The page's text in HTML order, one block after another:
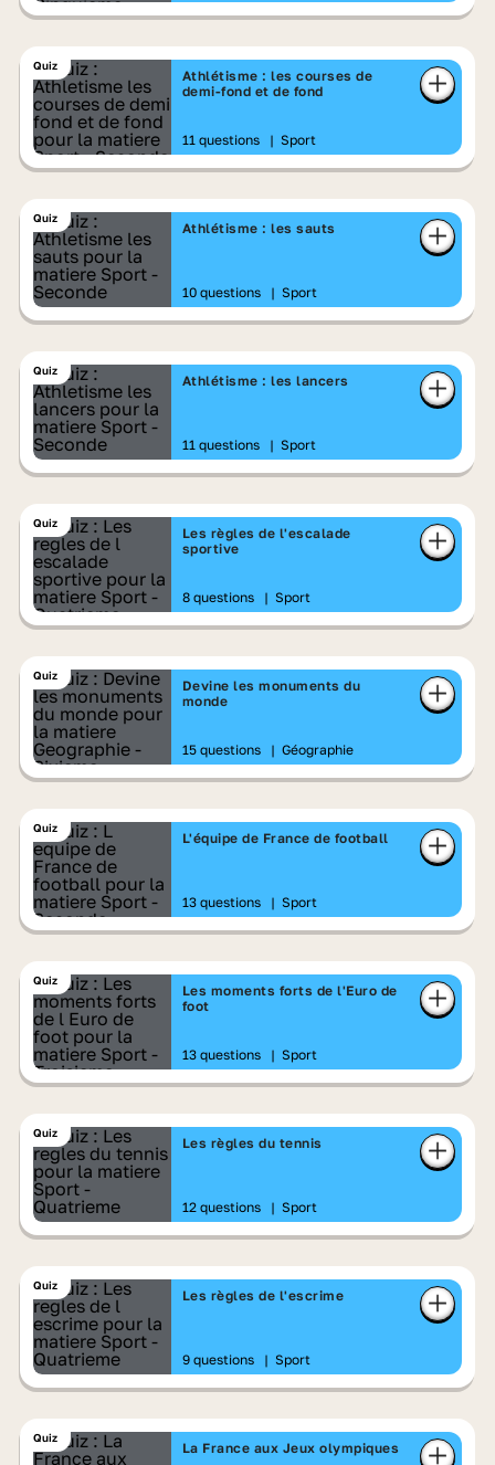
Quiz
Athlétisme : les courses de
demi-fond et de fond
11 questions | Sport
Quiz
Athlétisme : les sauts
10 questions | Sport
Quiz
Athlétisme : les lancers
11 questions | Sport
Quiz
Les règles de l'escalade
sportive
8 questions | Sport
Quiz
Devine les monuments du
monde
15 questions | Géographie
Quiz
L'équipe de France de football
13 questions | Sport
Quiz
Les moments forts de l'Euro de
foot
13 questions | Sport
Quiz
Les règles du tennis
12 questions | Sport
Quiz
Les règles de l'escrime
9 questions | Sport
Quiz
La France aux Jeux olympiques